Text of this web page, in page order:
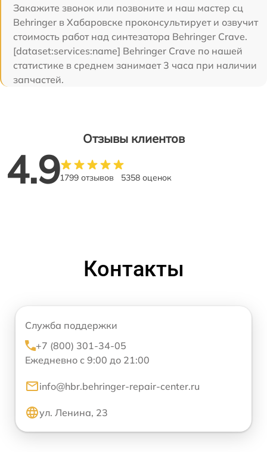
Закажите звонок или позвоните и наш мастер сц
Behringer в Хабаровске проконсультирует и озвучит
стоимость работ над синтезатора Behringer Crave.
[dataset:services:name] Behringer Crave по нашей
статистике в среднем занимает 3 часа при наличии
запчастей.
Отзывы клиентов
4.91799 отзывов 5358 оценок
Контакты
Служба поддержки
+7 (800) 301-34-05
Ежедневно с 9:00 до 21:00
info@hbr.behringer-repair-center.ru
ул. Ленина, 23